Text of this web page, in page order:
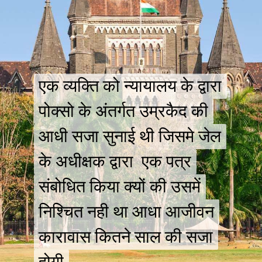
एक व्यक्ति को न्यायालय के द्वारा
पोक्सो के अंतर्गत उम्रकैद की
आधी सजा सुनाई थी जिसमे जेल
के अधीक्षक द्वारा एक पत्र
संबोधित किया क्यों की उसमें
निश्चित नही था आधा आजीवन
कारावास कितने साल की सजा
एक व्यक्ति को न्यायालय के द्वारा
पोक्सो के अंतर्गत उम्रकैद की
आधी सजा सुनाई थी जिसमे जेल
के अधीक्षक द्वारा एक पत्र
संबोधित किया क्यों की उसमें
निश्चित नही था आधा आजीवन
कारावास कितने साल की सजा